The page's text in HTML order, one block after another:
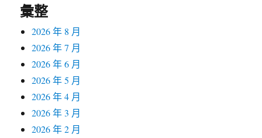
彙整
2026 年 8 月
2026 年 7 月
2026 年 6 月
2026 年 5 月
2026 年 4 月
2026 年 3 月
2026 年 2 月